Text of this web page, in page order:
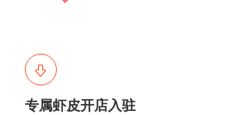
专属虾皮开店入驻